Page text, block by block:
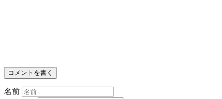
コメントを書く
名前